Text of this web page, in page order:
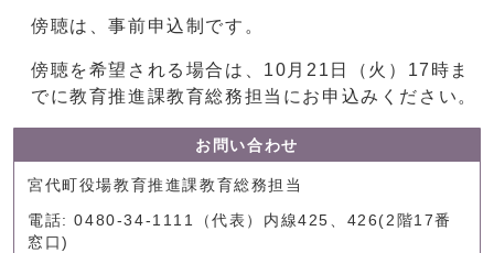
傍聴は、事前申込制です。
傍聴を希望される場合は、10月21日（火）17時ま
でに教育推進課教育総務担当にお申込みください。
お問い合わせ
宮代町役場教育推進課教育総務担当
電話: 0480-34-1111（代表）内線425、426(2階17番
窓口)